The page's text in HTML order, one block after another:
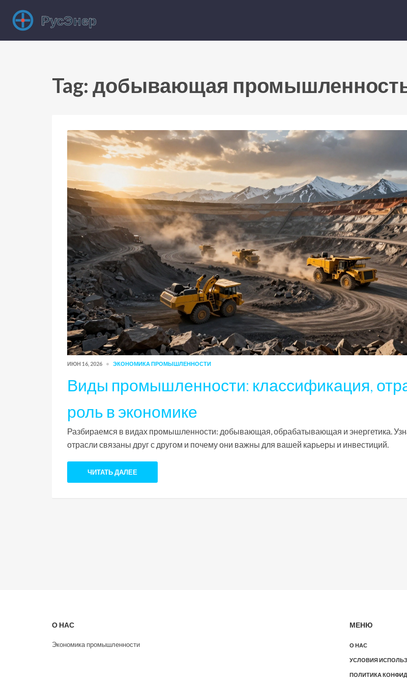
Tag: добывающая
ИЮН 16, 2026 ЭКОНОМИКА ПРОМЫШЛЕННОСТИ
Виды промышленности: классификация,
роль в экономике
Разбираемся в видах промышленности: добывающая, обрабатывающая и энергетика.
отрасли связаны друг с другом и почему они важны для вашей карьеры и инвестиций.
ЧИТАТЬ ДАЛЕЕ
О НАС
Экономика промышленности
МЕНЮ
О НАС
УСЛОВИЯ
ПОЛИТИКА